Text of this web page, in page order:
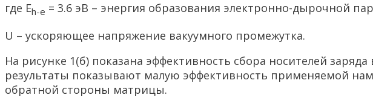
где Eh-e = 3.6 эВ – энергия образования электронно-дырочной
U – ускоряющее напряжение вакуумного промежутка.
На рисунке 1(б) показана эффективность сбора носителей
результаты показывают малую эффективность применяемой
обратной стороны матрицы.